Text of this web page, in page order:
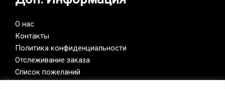
О нас
Контакты
Политика конфиденциальности
Отслеживание заказа
Список пожеланий